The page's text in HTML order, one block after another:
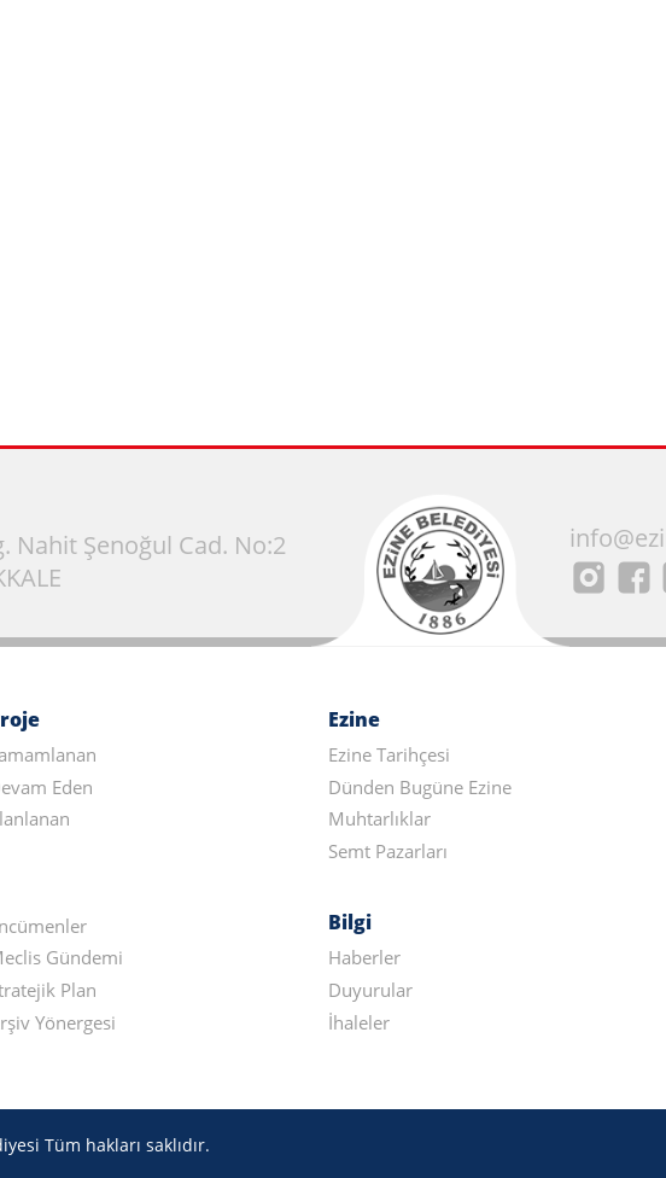
Nahit Şenoğul Cad. No:2
Eden
Gündemi
Plan
Yönergesi
Ezine
Ezine Tarihçesi
Dünden Bugüne Ezine
Muhtarlıklar
Semt Pazarları
Bilgi
Haberler
Duyurular
İhaleler
Tüm hakları saklıdır.